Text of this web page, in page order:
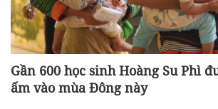
Gần 600 học sinh Hoàng Su Phì
ấm vào mùa Đông này